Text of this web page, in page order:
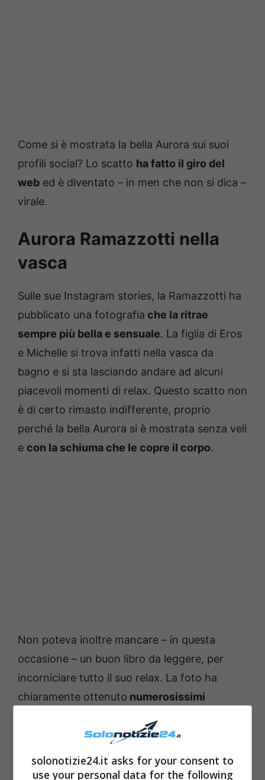
Come si è mostrata la bella Aurora sui suoi
profili social? Lo scatto ha fatto il giro del
web ed è diventato – in men che non si dica –
virale.
Aurora Ramazzotti nella
vasca
Sulle sue Instagram stories, la Ramazzotti ha
pubblicato una fotografia che la ritrae
sempre più bella e sensuale. La figlia di Eros
e Michelle si trova infatti nella vasca da
bagno e si sta lasciando andare ad alcuni
piacevoli momenti di relax. Questo scatto non
è di certo rimasto indifferente, proprio
perché la bella Aurora si è mostrata senza veli
e con la schiuma che le copre il corpo.
Non poteva inoltre mancare – in questa
occasione – un buon libro da leggere, per
incorniciare tutto il suo relax. La foto ha
chiaramente ottenuto numerosissimi
non perdono mai l’occasione per
complimentarsi con lei per la sua bellezza.
Attivissima sui social, la giovane pubblica
solonotizie24.it asks for your consent to
use your personal data for the following